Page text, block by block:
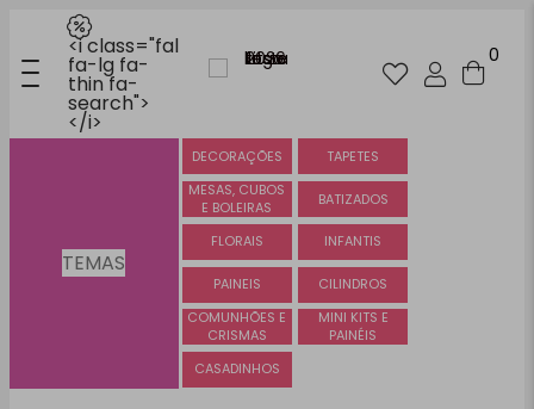
<i class="fal
fa-lg fa-
thin fa-
search">
</i>
0
TEMAS
DECORAÇÕES
TAPETES
MESAS, CUBOS
E BOLEIRAS
BATIZADOS
FLORAIS INFANTIS
PAINEIS
CILINDROS
COMUNHÕES E
CRISMAS
MINI KITS E
PAINÉIS
CASADINHOS